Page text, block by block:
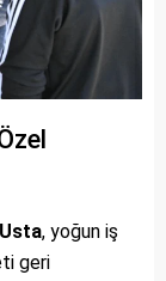
, yoğun iş
geri